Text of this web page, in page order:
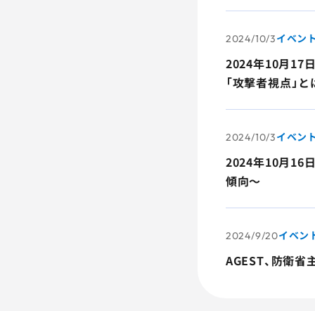
2024/10/3イベン
2024年10月17
「攻撃者視点」
2024/10/3イベン
2024年10月16
傾向～
2024/9/20イベン
AGEST、防衛省